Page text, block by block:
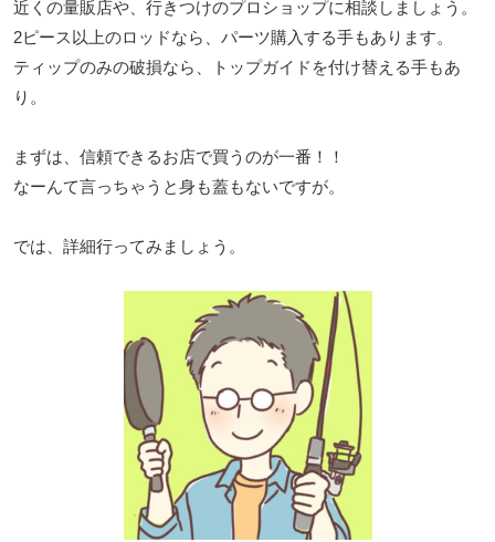
近くの量販店や、行きつけのプロショップに相談しましょう。
2ピース以上のロッドなら、パーツ購入する手もあります。
ティップのみの破損なら、トップガイドを付け替える手もあ
り。
まずは、信頼できるお店で買うのが一番！！
なーんて言っちゃうと身も蓋もないですが。
では、詳細行ってみましょう。